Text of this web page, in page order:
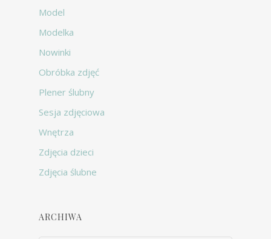
Model
Modelka
Nowinki
Obróbka zdjęć
Plener ślubny
Sesja zdjęciowa
Wnętrza
Zdjęcia dzieci
Zdjęcia ślubne
ARCHIWA